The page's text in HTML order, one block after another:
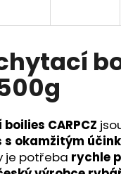
CARPCZ
s okamžitým
je potřeba rychle
HLEDAT